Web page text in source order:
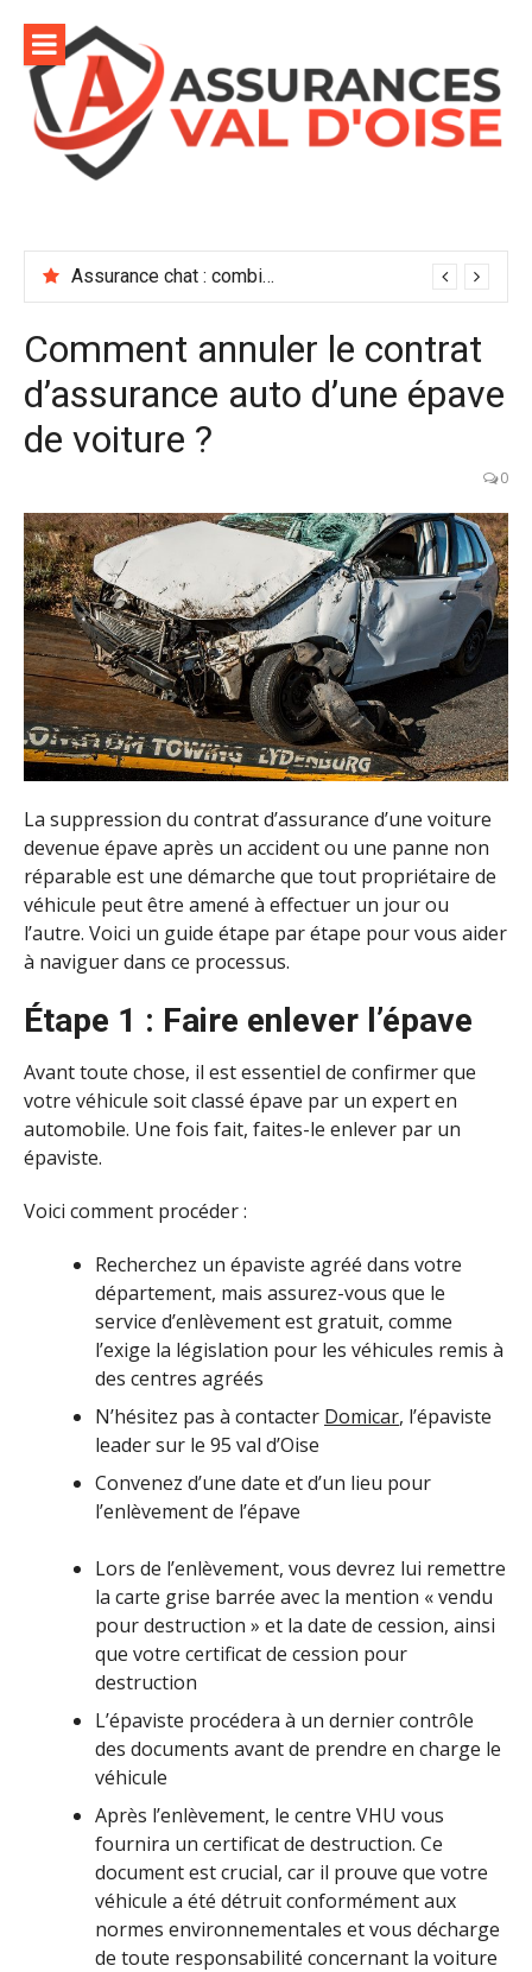
contenu
Assurance chat : combien coûte vraiment une bonne mutuelle ?
Comment annuler le contrat
d’assurance auto d’une épave
de voiture ?
0
La suppression du contrat d’assurance d’une voiture
devenue épave après un accident ou une panne non
réparable est une démarche que tout propriétaire de
véhicule peut être amené à effectuer un jour ou
l’autre. Voici un guide étape par étape pour vous aider
à naviguer dans ce processus.
Étape 1 : Faire enlever l’épave
Avant toute chose, il est essentiel de confirmer que
votre véhicule soit classé épave par un expert en
automobile. Une fois fait, faites-le enlever par un
épaviste.
Voici comment procéder :
Recherchez un épaviste agréé dans votre
département, mais assurez-vous que le
service d’enlèvement est gratuit, comme
l’exige la législation pour les véhicules remis à
des centres agréés
N’hésitez pas à contacter Domicar, l’épaviste
leader sur le 95 val d’Oise
Convenez d’une date et d’un lieu pour
l’enlèvement de l’épave
Lors de l’enlèvement, vous devrez lui remettre
la carte grise barrée avec la mention « vendu
pour destruction » et la date de cession, ainsi
que votre certificat de cession pour
destruction
L’épaviste procédera à un dernier contrôle
des documents avant de prendre en charge le
véhicule
Après l’enlèvement, le centre VHU vous
fournira un certificat de destruction. Ce
document est crucial, car il prouve que votre
véhicule a été détruit conformément aux
normes environnementales et vous décharge
de toute responsabilité concernant la voiture